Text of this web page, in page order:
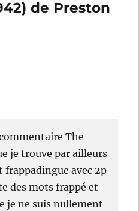
de Preston
The
je trouve par ailleurs
avec 2p
des mots frappé et
je ne suis nullement